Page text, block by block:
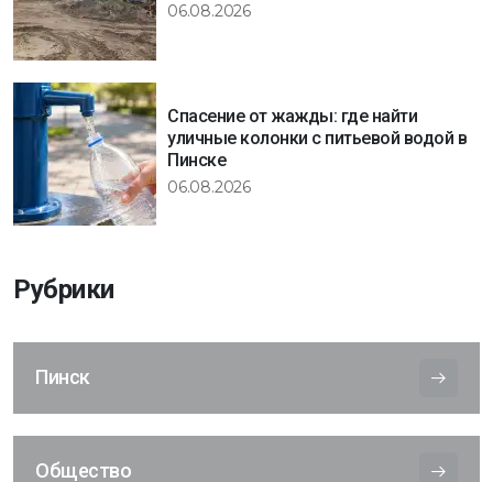
06.08.2026
Спасение от жажды: где найти
уличные колонки с питьевой водой в
Пинске
06.08.2026
Рубрики
Пинск
Общество